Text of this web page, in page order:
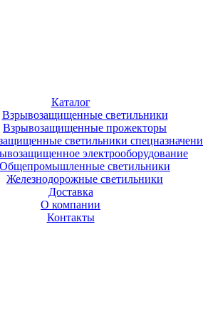
Каталог
Взрывозащищенные светильники
Взрывозащищенные прожекторы
светильники
электрооборудование
Общепромышленные светильники
Железнодорожные светильники
Доставка
О компании
Контакты